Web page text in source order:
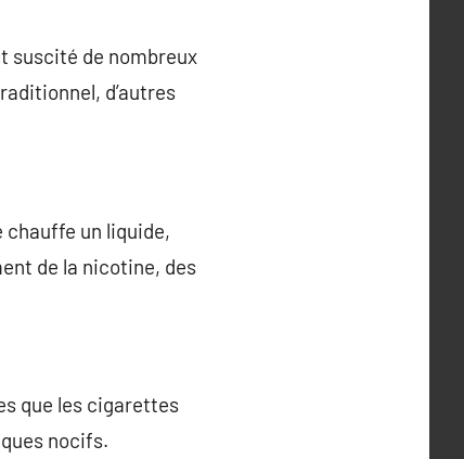
suscité de nombreux
d’autres
chauffe un liquide,
de la nicotine, des
que les cigarettes
nocifs.